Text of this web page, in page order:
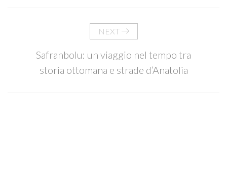
NEXT
Safranbolu: un viaggio nel tempo tra
storia ottomana e strade d’Anatolia